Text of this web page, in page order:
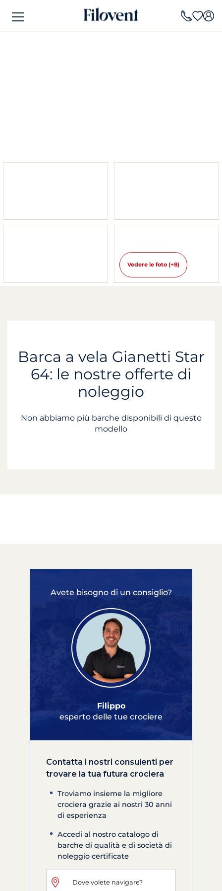
Vedere le foto (+8)
Barca a vela Gianetti Star
64: le nostre offerte di
noleggio
Non abbiamo più barche disponibili di questo
modello
Avete bisogno di un consiglio?
Filippo
esperto delle tue crociere
Contatta i nostri consulenti per
trovare la tua futura crociera
Troviamo insieme la migliore
crociera grazie ai nostri 30 anni
di esperienza
Accedi al nostro catalogo di
barche di qualità e di società di
noleggio certificate